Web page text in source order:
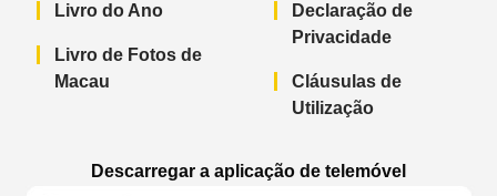
Livro do Ano
Livro de Fotos de
Macau
Declaração de
Privacidade
Cláusulas de
Utilização
Descarregar a aplicação de telemóvel